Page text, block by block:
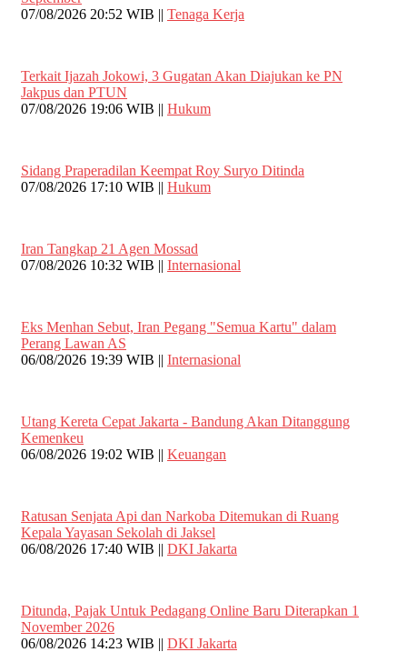
07/08/2026 20:52 WIB || Tenaga Kerja
Terkait Ijazah Jokowi, 3 Gugatan Akan Diajukan ke PN
Jakpus dan PTUN
07/08/2026 19:06 WIB || Hukum
Sidang Praperadilan Keempat Roy Suryo Ditinda
07/08/2026 17:10 WIB || Hukum
Iran Tangkap 21 Agen Mossad
07/08/2026 10:32 WIB || Internasional
Eks Menhan Sebut, Iran Pegang "Semua Kartu" dalam
Perang Lawan AS
06/08/2026 19:39 WIB || Internasional
Utang Kereta Cepat Jakarta - Bandung Akan Ditanggung
Kemenkeu
06/08/2026 19:02 WIB || Keuangan
Ratusan Senjata Api dan Narkoba Ditemukan di Ruang
Kepala Yayasan Sekolah di Jaksel
06/08/2026 17:40 WIB || DKI Jakarta
Ditunda, Pajak Untuk Pedagang Online Baru Diterapkan 1
November 2026
06/08/2026 14:23 WIB || DKI Jakarta